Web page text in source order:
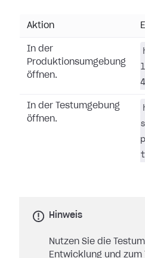
Aktion
In der
Produktionsumgebung
öffnen.
In der Testumgebung
öffnen.
Hinweis
Nutzen Sie die
Entwicklung und zum